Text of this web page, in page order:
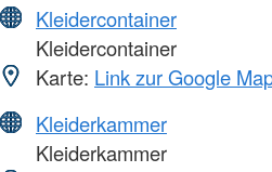
Kleidercontainer
Kleidercontainer
Karte: Link zur Google
Kleiderkammer
Kleiderkammer